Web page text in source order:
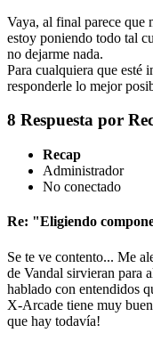
Vaya, al final parece que
estoy poniendo todo tal
no dejarme nada.
Para cualquiera que esté
responderle lo mejor
8 Respuesta por
Recap
Administrador
No conectado
Re: "Eligiendo
Se te ve contento... Me
de Vandal sirvieran para
hablado con entendidos
X-Arcade tiene muy
que hay todavía!